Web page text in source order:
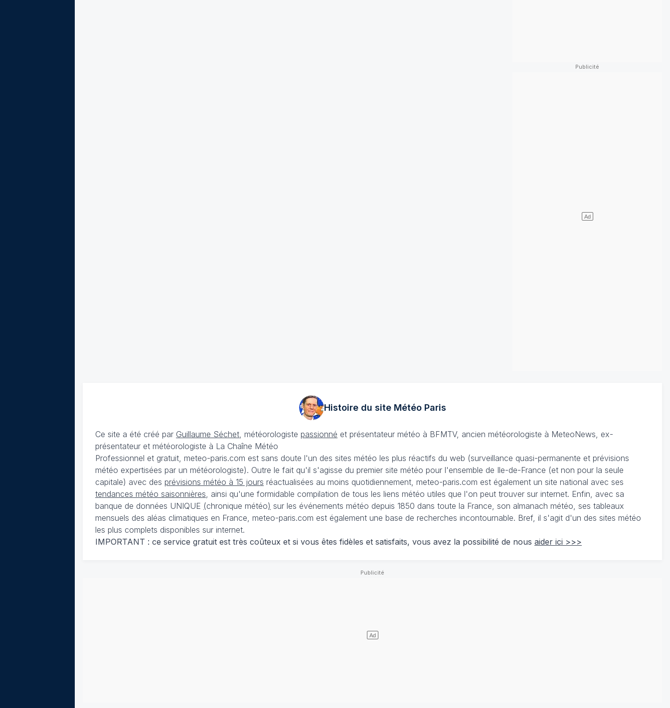
Histoire du site MétéoParis
Ce site a été créé par Guillaume Séchet , météorologiste passionné et présentateur météo à BFMTV, ancien météorologiste à MeteoNews, ex-
présentateur et météorologiste à La Chaîne Météo
Professionnel et gratuit, meteo-paris.com est sans doute l'un des sites météo les plus réactifs du web (surveillance quasi-permanente et prévisions
météo expertisées par un météorologiste). Outre le fait qu'il s'agisse du premier site météo pour l'ensemble de Ile-de-France (et non pour la seule
capitale) avec des prévisions météo à 15 jours réactualisées au moins quotidiennement, meteo-paris.com est également un site national avec ses
tendances météo saisonnières , ainsi qu'une formidable compilation de tous les liens météo utiles que l'on peut trouver sur internet. Enfin, avec sa
banque de données UNIQUE (chronique météo) sur les événements météo depuis 1850 dans toute la France, son almanach météo, ses tableaux
mensuels des aléas climatiques en France, meteo-paris.com est également une base de recherches incontournable. Bref, il s'agit d'un des sites météo
les plus complets disponibles sur internet.
IMPORTANT : ce service gratuit est très coûteux et si vous êtes fidèles et satisfaits, vous avez la possibilité de nous aider ici >>>